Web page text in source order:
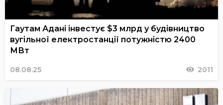
Гаутам Адані інвестує $3 млрд у будівництво
вугільної електростанції потужністю 2400
МВт
08.08.25 2011